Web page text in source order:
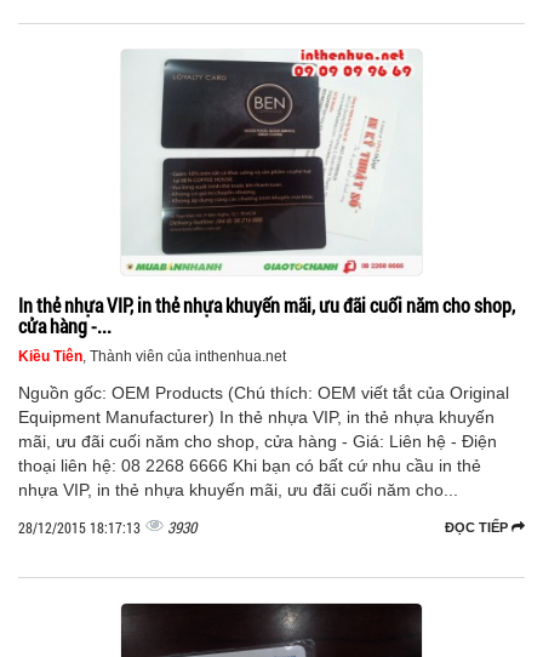
In thẻ nhựa VIP, in thẻ nhựa khuyến mãi, ưu đãi cuối năm cho shop,
cửa hàng -...
Kiều Tiên, Thành viên của inthenhua.net
Nguồn gốc: OEM Products (Chú thích: OEM viết tắt của Original
Equipment Manufacturer) In thẻ nhựa VIP, in thẻ nhựa khuyến
mãi, ưu đãi cuối năm cho shop, cửa hàng - Giá: Liên hệ - Điện
thoại liên hệ: 08 2268 6666 Khi bạn có bất cứ nhu cầu in thẻ
nhựa VIP, in thẻ nhựa khuyến mãi, ưu đãi cuối năm cho...
ĐỌC TIẾP
28/12/2015 18:17:13 3930